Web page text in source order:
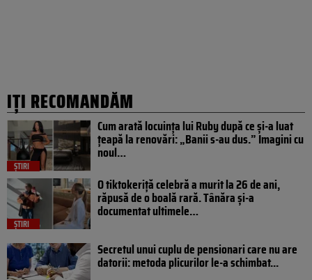
IȚI RECOMANDĂM
ȘTIRI
Cum arată locuința lui Ruby după ce și-a luat
țeapă la renovări: „Banii s-au dus.” Imagini cu
noul…
ȘTIRI
O tiktokeriță celebră a murit la 26 de ani,
răpusă de o boală rară. Tânăra și-a
documentat ultimele…
Secretul unui cuplu de pensionari care nu are
datorii: metoda plicurilor le-a schimbat...